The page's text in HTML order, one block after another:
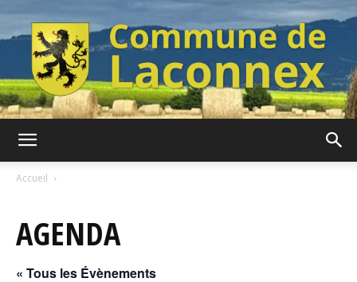
Accueil
AGENDA
« Tous les Évènements